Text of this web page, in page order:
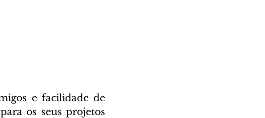
e facilidade de
os seus projetos